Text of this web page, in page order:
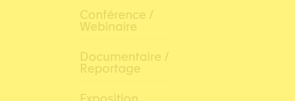
Conférence /
Webinaire
Documentaire /
Reportage